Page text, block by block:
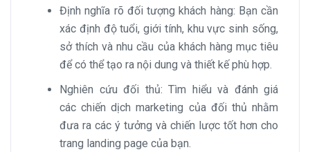
Định nghĩa rõ đối tượng khách hàng: Bạn cần
xác định độ tuổi, giới tính, khu vực sinh sống,
sở thích và nhu cầu của khách hàng mục tiêu
để có thể tạo ra nội dung và thiết kế phù hợp.
Nghiên cứu đối thủ: Tìm hiểu và đánh giá
các chiến dịch marketing của đối thủ nhằm
đưa ra các ý tưởng và chiến lược tốt hơn cho
trang landing page của bạn.